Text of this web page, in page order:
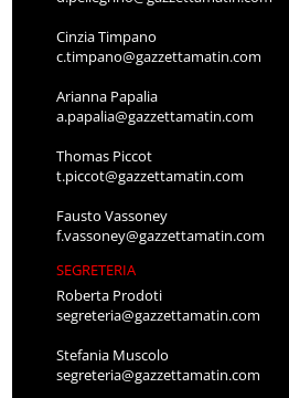
Cinzia Timpano
c.timpano@gazzettamatin.com
Arianna Papalia
a.papalia@gazzettamatin.com
Thomas Piccot
t.piccot@gazzettamatin.com
Fausto Vassoney
f.vassoney@gazzettamatin.com
SEGRETERIA
Roberta Prodoti
segreteria@gazzettamatin.com
Stefania Muscolo
segreteria@gazzettamatin.com